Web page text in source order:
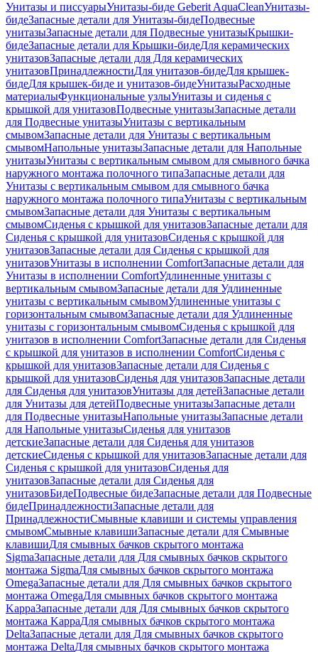
Унитазы и писсуарыУнитазы-биде Geberit AquaCleanУнитазы-
бидеЗапасные детали для Унитазы-бидеПодвесные
унитазыЗапасные детали для Подвесные унитазыКрышки-
бидеЗапасные детали для Крышки-бидеДля керамических
унитазовЗапасные детали для Для керамических
унитазовПринадлежностиДля унитазов-бидеДля крышек-
бидеДля крышек-биде и унитазов-бидеУнитазыРасходные
материалыФункциональные узлыУнитазы и сиденья с
крышкой для унитазовПодвесные унитазыЗапасные детали
для Подвесные унитазыУнитазы с вертикальным
смывомЗапасные детали для Унитазы с вертикальным
смывомНапольные унитазыЗапасные детали для Напольные
унитазыУнитазы с вертикальным смывом для смывного бачка
наружного монтажа полочного типаЗапасные детали для
Унитазы с вертикальным смывом для смывного бачка
наружного монтажа полочного типаУнитазы с вертикальным
смывомЗапасные детали для Унитазы с вертикальным
смывомСиденья с крышкой для унитазовЗапасные детали для
Сиденья с крышкой для унитазовСиденья с крышкой для
унитазовЗапасные детали для Сиденья с крышкой для
унитазовУнитазы в исполнении ComfortЗапасные детали для
Унитазы в исполнении ComfortУдлиненные унитазы с
вертикальным смывомЗапасные детали для Удлиненные
унитазы с вертикальным смывомУдлиненные унитазы с
горизонтальным смывомЗапасные детали для Удлиненные
унитазы с горизонтальным смывомСиденья с крышкой для
унитазов в исполнении ComfortЗапасные детали для Сиденья
с крышкой для унитазов в исполнении ComfortСиденья с
крышкой для унитазовЗапасные детали для Сиденья с
крышкой для унитазовСиденья для унитазовЗапасные детали
для Сиденья для унитазовУнитазы для детейЗапасные детали
для Унитазы для детейПодвесные унитазыЗапасные детали
для Подвесные унитазыНапольные унитазыЗапасные детали
для Напольные унитазыСиденья для унитазов
детскиеЗапасные детали для Сиденья для унитазов
детскиеСиденья с крышкой для унитазовЗапасные детали для
Сиденья с крышкой для унитазовСиденья для
унитазовЗапасные детали для Сиденья для
унитазовБидеПодвесные бидеЗапасные детали для Подвесные
бидеПринадлежностиЗапасные детали для
ПринадлежностиСмывные клавиши и системы управления
смывомСмывные клавишиЗапасные детали для Смывные
клавишиДля смывных бачков скрытого монтажа
SigmaЗапасные детали для Для смывных бачков скрытого
монтажа SigmaДля смывных бачков скрытого монтажа
OmegaЗапасные детали для Для смывных бачков скрытого
монтажа OmegaДля смывных бачков скрытого монтажа
KappaЗапасные детали для Для смывных бачков скрытого
монтажа KappaДля смывных бачков скрытого монтажа
DeltaЗапасные детали для Для смывных бачков скрытого
монтажа DeltaДля смывных бачков скрытого монтажа